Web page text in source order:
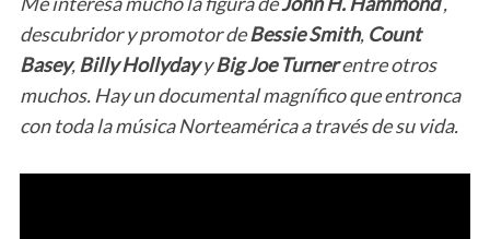
descubridor y promotor deBessie Smith, Count
Basey,Billy HollydayyBig Joe Turnerentre otros
muchos. Hay un documental magnífico que entronca
con toda la música Norteamérica a través de su vida.